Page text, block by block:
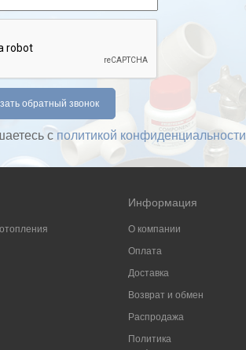
с политикой конфиденциальности
Информация
О компании
Оплата
Доставка
Возврат и обмен
Распродажа
Политика